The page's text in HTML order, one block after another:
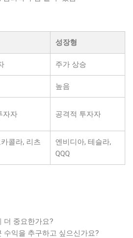
성장형
주가 상승
높음
자자 공격적 투자자
콜라, 리츠
엔비디아, 테슬라,
QQQ
더 중요한가요?
수익을 추구하고 싶으신가요?